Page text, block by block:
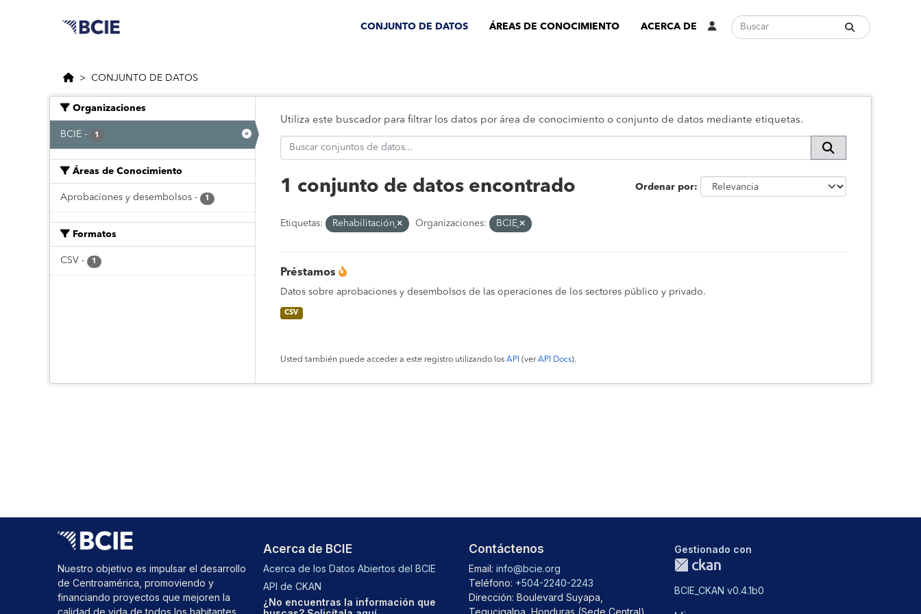
CONJUNTO DE DATOS ÁREAS DE CONOCIMIENTO ACERCA DE
CONJUNTO DE DATOS
Organizaciones
BCIE - 1
Áreas de Conocimiento
Aprobaciones y desembolsos - 1
Formatos
CSV - 1
Utiliza este buscador para filtrar los datos por área de conocimiento o conjunto de datos mediante etiquetas.
Ordenar por
1 conjunto de datos encontrado
Etiquetas: Rehabilitación Organizaciones: BCIE
Préstamos
Datos sobre aprobaciones y desembolsos de las operaciones de los sectores público y privado.
CSV
Usted también puede acceder a este registro utilizando los API (verAPI Docs).
Nuestro objetivo es impulsar el desarrollo
de Centroamérica, promoviendo y
financiando proyectos que mejoren la
calidad de vida de todos los habitantes
Acerca de BCIE
Acerca de los Datos Abiertos del BCIE
API de CKAN
¿No encuentras la información que
Contáctenos
Email: info@bcie.org
Teléfono: +504-2240-2243
Dirección: Boulevard Suyapa,
Tegucigalpa, Honduras (Sede Central)
Gestionado con
BCIE_CKAN v0.4.1b0